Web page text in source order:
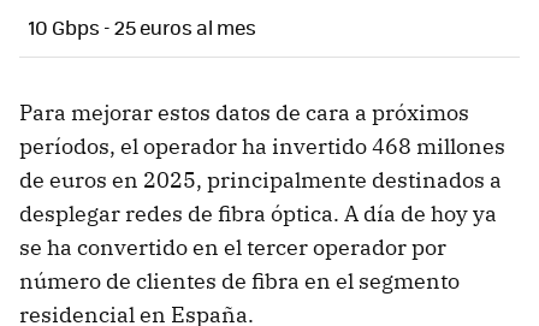
10 Gbps - 25 euros al mes
Para mejorar estos datos de cara a próximos
períodos, el operador ha invertido 468 millones
de euros en 2025, principalmente destinados a
desplegar redes de fibra óptica. A día de hoy ya
se ha convertido en el tercer operador por
número de clientes de fibra en el segmento
residencial en España.